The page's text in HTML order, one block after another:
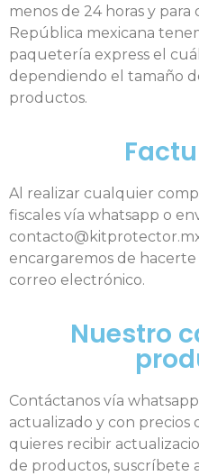
menos de 24 horas y para
República mexicana
paquetería express el
dependiendo el tamaño
productos.
Al realizar cualquier
fiscales vía whatsapp o
encargaremos de
correo electrónico.
Nuestro
Contáctanos vía
actualizado y con precios
quieres recibir
de productos, suscríbete